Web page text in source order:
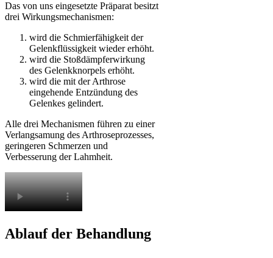
Das von uns eingesetzte Präparat besitzt
drei Wirkungsmechanismen:
wird die Schmierfähigkeit der
Gelenkflüssigkeit wieder erhöht.
wird die Stoßdämpferwirkung
des Gelenkknorpels erhöht.
wird die mit der Arthrose
eingehende Entzündung des
Gelenkes gelindert.
Alle drei Mechanismen führen zu einer
Verlangsamung des Arthroseprozesses,
geringeren Schmerzen und
Verbesserung der Lahmheit.
Ablauf der Behandlung